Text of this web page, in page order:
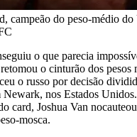
campeão do peso-médio
o que parecia
o cinturão dos pesos
o russo por decisão
nos Estados
card, Joshua Van
mosca.